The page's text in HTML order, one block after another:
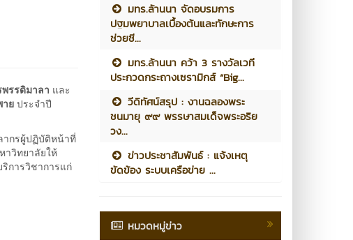
พรรดิมาลา และ
ย ประจำปี
ากรผู้ปฏิบัติหน้าที่
าวิทยาลัยให้
การวิชาการแก่
มทร.ล้านนา จัดอบรมการ
ปฐมพยาบาลเบื้องต้นและทักษะการ
ช่วยชี...
มทร.ล้านนา คว้า 3 รางวัลเวที
ประกวดกระถางเซรามิกส์ “Big...
วีดิทัศน์สรุป : งานฉลองพระ
ชนมายุ ๙๙ พรรษาสมเด็จพระอริย
วง...
ข่าวประชาสัมพันธ์ : แจ้งเหตุ
ขัดข้อง ระบบเครือข่าย ...
หมวดหมู่ข่าว